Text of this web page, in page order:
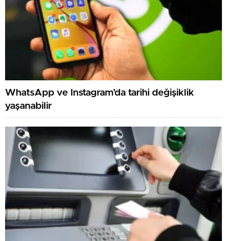
WhatsApp ve Instagram’da tarihi değişiklik
yaşanabilir